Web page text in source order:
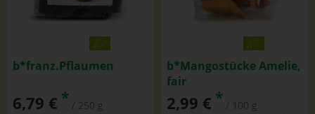
b*franz.Pflaumen
6,79 € * / 250 g
b*Mangostücke Amelie,
fair
2,99 € * / 100 g